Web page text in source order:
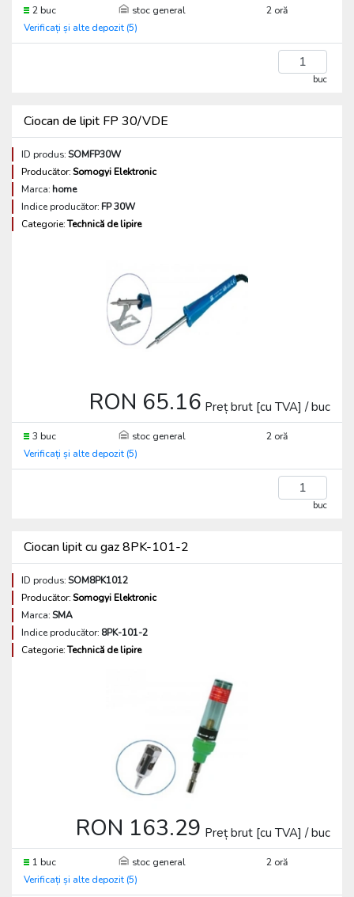
2 buc stoc general
2 oră
Verificați și alte depozit (5)
buc
Ciocan de lipit FP 30/VDE
ID produs:SOMFP30W
Producător:Somogyi Elektronic
Marca:home
Indice producător:FP 30W
Categorie:Technică de lipire
RON 65.16 Preț brut [cu TVA] / buc
3 buc stoc general
2 oră
Verificați și alte depozit (5)
buc
Ciocan lipit cu gaz 8PK-101-2
ID produs:SOM8PK1012
Producător:Somogyi Elektronic
Marca:SMA
Indice producător: 8PK-101-2
Categorie:Technică de lipire
RON 163.29 Preț brut [cu TVA] / buc
1 buc stoc general
2 oră
Verificați și alte depozit (5)